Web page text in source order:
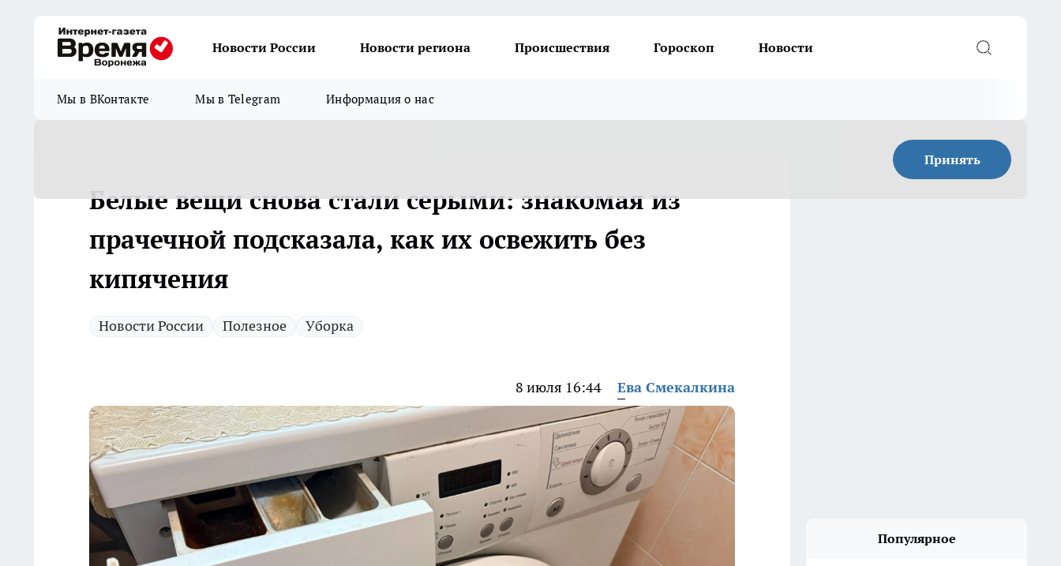
Новости России Новости региона Происшествия Гороскоп Новости
Мы в ВКонтакте Мы в Telegram Информация о нас
Принять
Белые вещи снова стали серыми: знакомая из
прачечной подсказала, как их освежить без
кипячения
Новости России Полезное Уборка
8 июля 16:44 Ева Смекалкина
Популярное